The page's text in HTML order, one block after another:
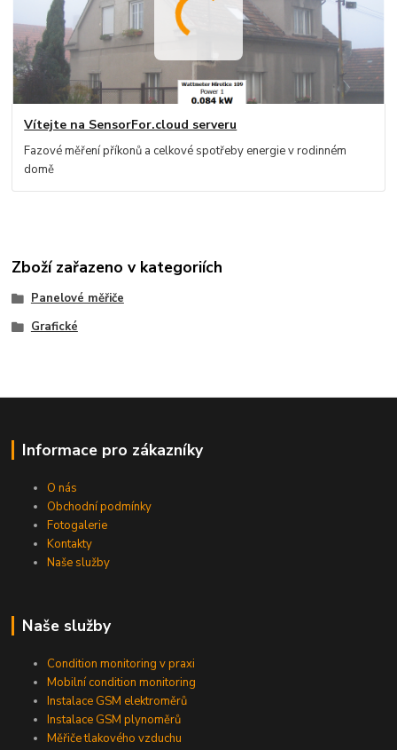
Vítejte na SensorFor.cloud serveru
Fazové měření příkonů a celkové spotřeby energie v rodinném
domě
Zboží zařazeno v kategoriích
Panelové měřiče
Grafické
Informace pro zákazníky
O nás
Obchodní podmínky
Fotogalerie
Kontakty
Naše služby
Naše služby
Condition monitoring v praxi
Mobilní condition monitoring
Instalace GSM elektroměrů
Instalace GSM plynoměrů
Měřiče tlakového vzduchu